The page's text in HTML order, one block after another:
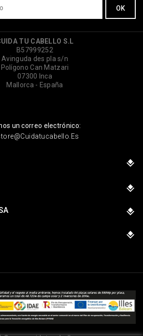
TU CABELLO S.L
B57999252
Avinguda des pla s/n
Polígono Can Matzari
07300 Inca
Mallorca - España
un correo electrónico: